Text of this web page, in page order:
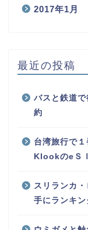
2017年1月
最近の投稿
バスと鉄道
約
台湾旅行で
KlookのeＳ
スリランカ
手にランキン